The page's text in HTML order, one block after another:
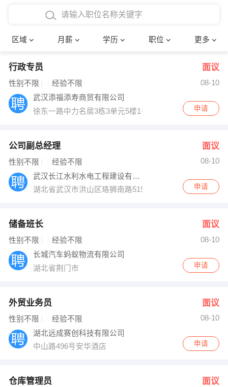
区域 月薪 学历 职位 更多
4000-5000元
8000-12000元
12000-20000元
博士
文员
财务会计
网络IT
快递员
收银员 技术员/工程师
出纳
编辑
跟单
其他职位
确定
行政专员 面议
性别不限 经验不限
08-10
武汉添福添寿商贸有限公司
徐东一路中力名居3栋3单元5楼1号
申请
公司副总经理 面议
性别不限 经验不限
08-10
武汉长江水利水电工程建设有限责任公司
湖北省武汉市洪山区珞狮南路519号明泽丽湾2号楼23层
申请
储备班长 面议
性别不限 经验不限
08-10
长城汽车蚂蚁物流有限公司
湖北省荆门市
申请
外贸业务员 面议
性别不限 经验不限
08-10
湖北远成赛创科技有限公司
中山路496号安华酒店
申请
仓库管理员 面议